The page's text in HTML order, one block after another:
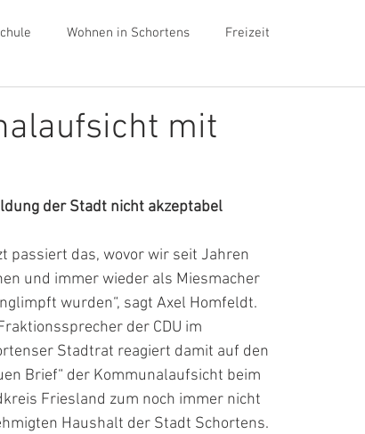
Wohnen in Schortens Freizeit
mit
der Stadt nicht akzeptabel
passiert das, wovor wir seit Jahren
und immer wieder als Miesmacher
wurden“, sagt Axel Homfeldt.
der CDU im
Stadtrat reagiert damit auf den
Brief“ der Kommunalaufsicht beim
Friesland zum noch immer nicht
Haushalt der Stadt Schortens.